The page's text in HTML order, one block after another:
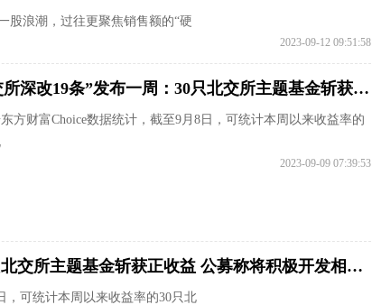
股浪潮，过往更聚焦销售额的“硬
2023-09-12 09:51:58
“北交所深改19条”发布一周：30只北交所主题基金斩获正收益 公募称将积极开发相关产品
方财富Choice数据统计，截至9月8日，可统计本周以来收益率的
2023-09-09 07:39:53
“北交所深改19条”发布一周：30只北交所主题基金斩获正收益 公募称将积极开发相关产品
，可统计本周以来收益率的30只北